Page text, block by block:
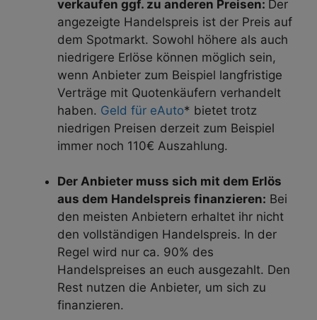
verkaufen ggf. zu anderen Preisen: Der
angezeigte Handelspreis ist der Preis auf
dem Spotmarkt. Sowohl höhere als auch
niedrigere Erlöse können möglich sein,
wenn Anbieter zum Beispiel langfristige
Verträge mit Quotenkäufern verhandelt
haben. Geld für eAuto* bietet trotz
niedrigen Preisen derzeit zum Beispiel
immer noch 110€ Auszahlung.
Der Anbieter muss sich mit dem Erlös
aus dem Handelspreis finanzieren: Bei
den meisten Anbietern erhaltet ihr nicht
den vollständigen Handelspreis. In der
Regel wird nur ca. 90% des
Handelspreises an euch ausgezahlt. Den
Rest nutzen die Anbieter, um sich zu
finanzieren.